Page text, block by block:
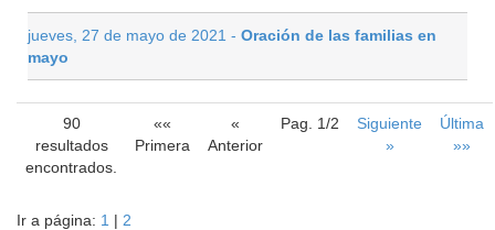
jueves, 27 de mayo de 2021 - Oración de las familias en
mayo
90
resultados
encontrados.
««
Primera
«
Anterior
Pag. 1/2
Siguiente
»
Última
»»
Ir a página: 1 | 2